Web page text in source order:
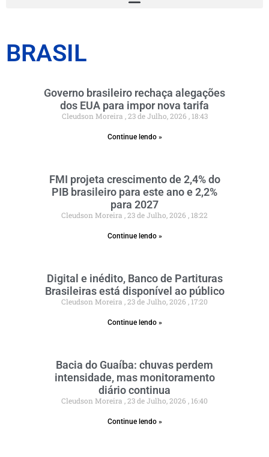
BRASIL
Governo brasileiro rechaça alegações
dos EUA para impor nova tarifa
Cleudson Moreira 23 de Julho, 2026 18:43
Continue lendo »
FMI projeta crescimento de 2,4% do
PIB brasileiro para este ano e 2,2%
para 2027
Cleudson Moreira 23 de Julho, 2026 18:22
Continue lendo »
Digital e inédito, Banco de Partituras
Brasileiras está disponível ao público
Cleudson Moreira 23 de Julho, 2026 17:20
Continue lendo »
Bacia do Guaíba: chuvas perdem
intensidade, mas monitoramento
diário continua
Cleudson Moreira 23 de Julho, 2026 16:40
Continue lendo »